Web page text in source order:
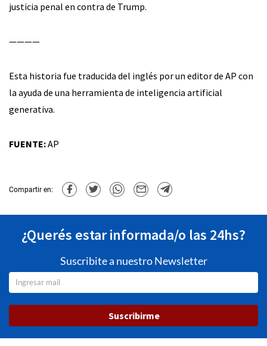
justicia penal en contra de Trump.
————
Esta historia fue traducida del inglés por un editor de AP con
la ayuda de una herramienta de inteligencia artificial
generativa.
FUENTE:AP
Compartir en:
¿Querés estar informada/o las 24hs?
Suscribite a nuestro Newsletter
Suscribirme